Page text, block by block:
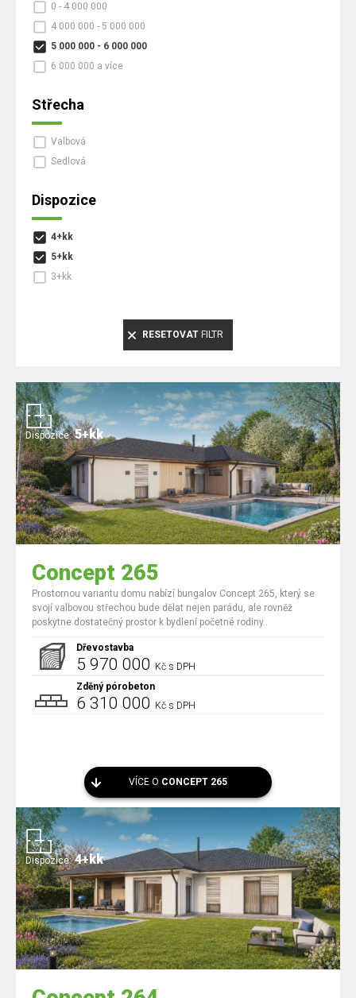
0 - 4 000 000
4 000 000 - 5 000 000
5 000 000 - 6 000 000
6 000 000 a více
Střecha
Valbová
Sedlová
Dispozice
4+kk
5+kk
3+kk
RESETOVAT FILTR
Dispozice: 5+kk
Concept 265
Prostornou variantu domu nabízí bungalov Concept 265, který se
svojí valbovou střechou bude dělat nejen parádu, ale rovněž
poskytne dostatečný prostor k bydlení početné rodiny..
Dřevostavba
5 970 000 Kč s DPH
Zděný pórobeton
6 310 000 Kč s DPH
VÍCE O CONCEPT 265
Dispozice: 4+kk